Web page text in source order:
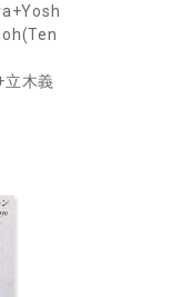
立木義